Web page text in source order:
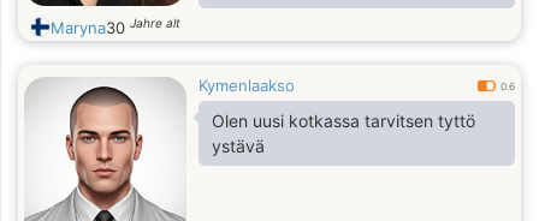
tulevaisuutta.
Maryna30 Jahre alt
Kymenlaakso 0.6
Olen uusi kotkassa tarvitsen tyttö
ystävä